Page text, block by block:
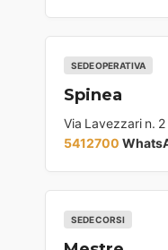
SEDE OPERATIVA
Spinea
Via Lavezzari n.
5412700
SEDE CORSI